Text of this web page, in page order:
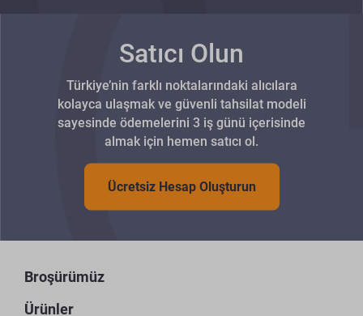
Satıcı Olun
Türkiye’nin farklı noktalarındaki alıcılara
kolayca ulaşmak ve güvenli tahsilat modeli
sayesinde ödemelerini 3 iş günü içerisinde
almak için hemen satıcı ol.
Ücretsiz Hesap Oluşturun
Broşürümüz
Ürünler